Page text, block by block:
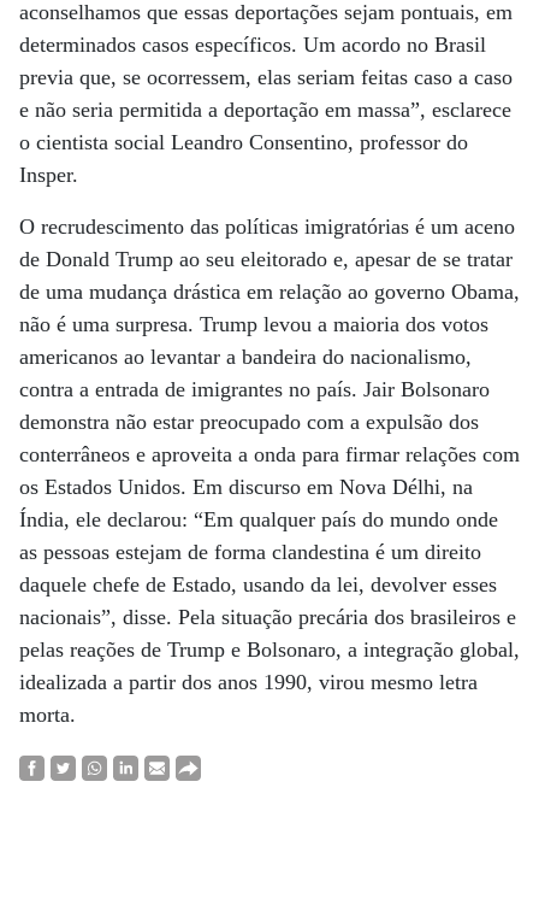
aconselhamos que essas deportações sejam pontuais, em
determinados casos específicos. Um acordo no Brasil
previa que, se ocorressem, elas seriam feitas caso a caso
e não seria permitida a deportação em massa”, esclarece
o cientista social Leandro Consentino, professor do
Insper.
O recrudescimento das políticas imigratórias é um aceno
de Donald Trump ao seu eleitorado e, apesar de se tratar
de uma mudança drástica em relação ao governo Obama,
não é uma surpresa. Trump levou a maioria dos votos
americanos ao levantar a bandeira do nacionalismo,
contra a entrada de imigrantes no país. Jair Bolsonaro
demonstra não estar preocupado com a expulsão dos
conterrâneos e aproveita a onda para firmar relações com
os Estados Unidos. Em discurso em Nova Délhi, na
Índia, ele declarou: “Em qualquer país do mundo onde
as pessoas estejam de forma clandestina é um direito
daquele chefe de Estado, usando da lei, devolver esses
nacionais”, disse. Pela situação precária dos brasileiros e
pelas reações de Trump e Bolsonaro, a integração global,
idealizada a partir dos anos 1990, virou mesmo letra
morta.